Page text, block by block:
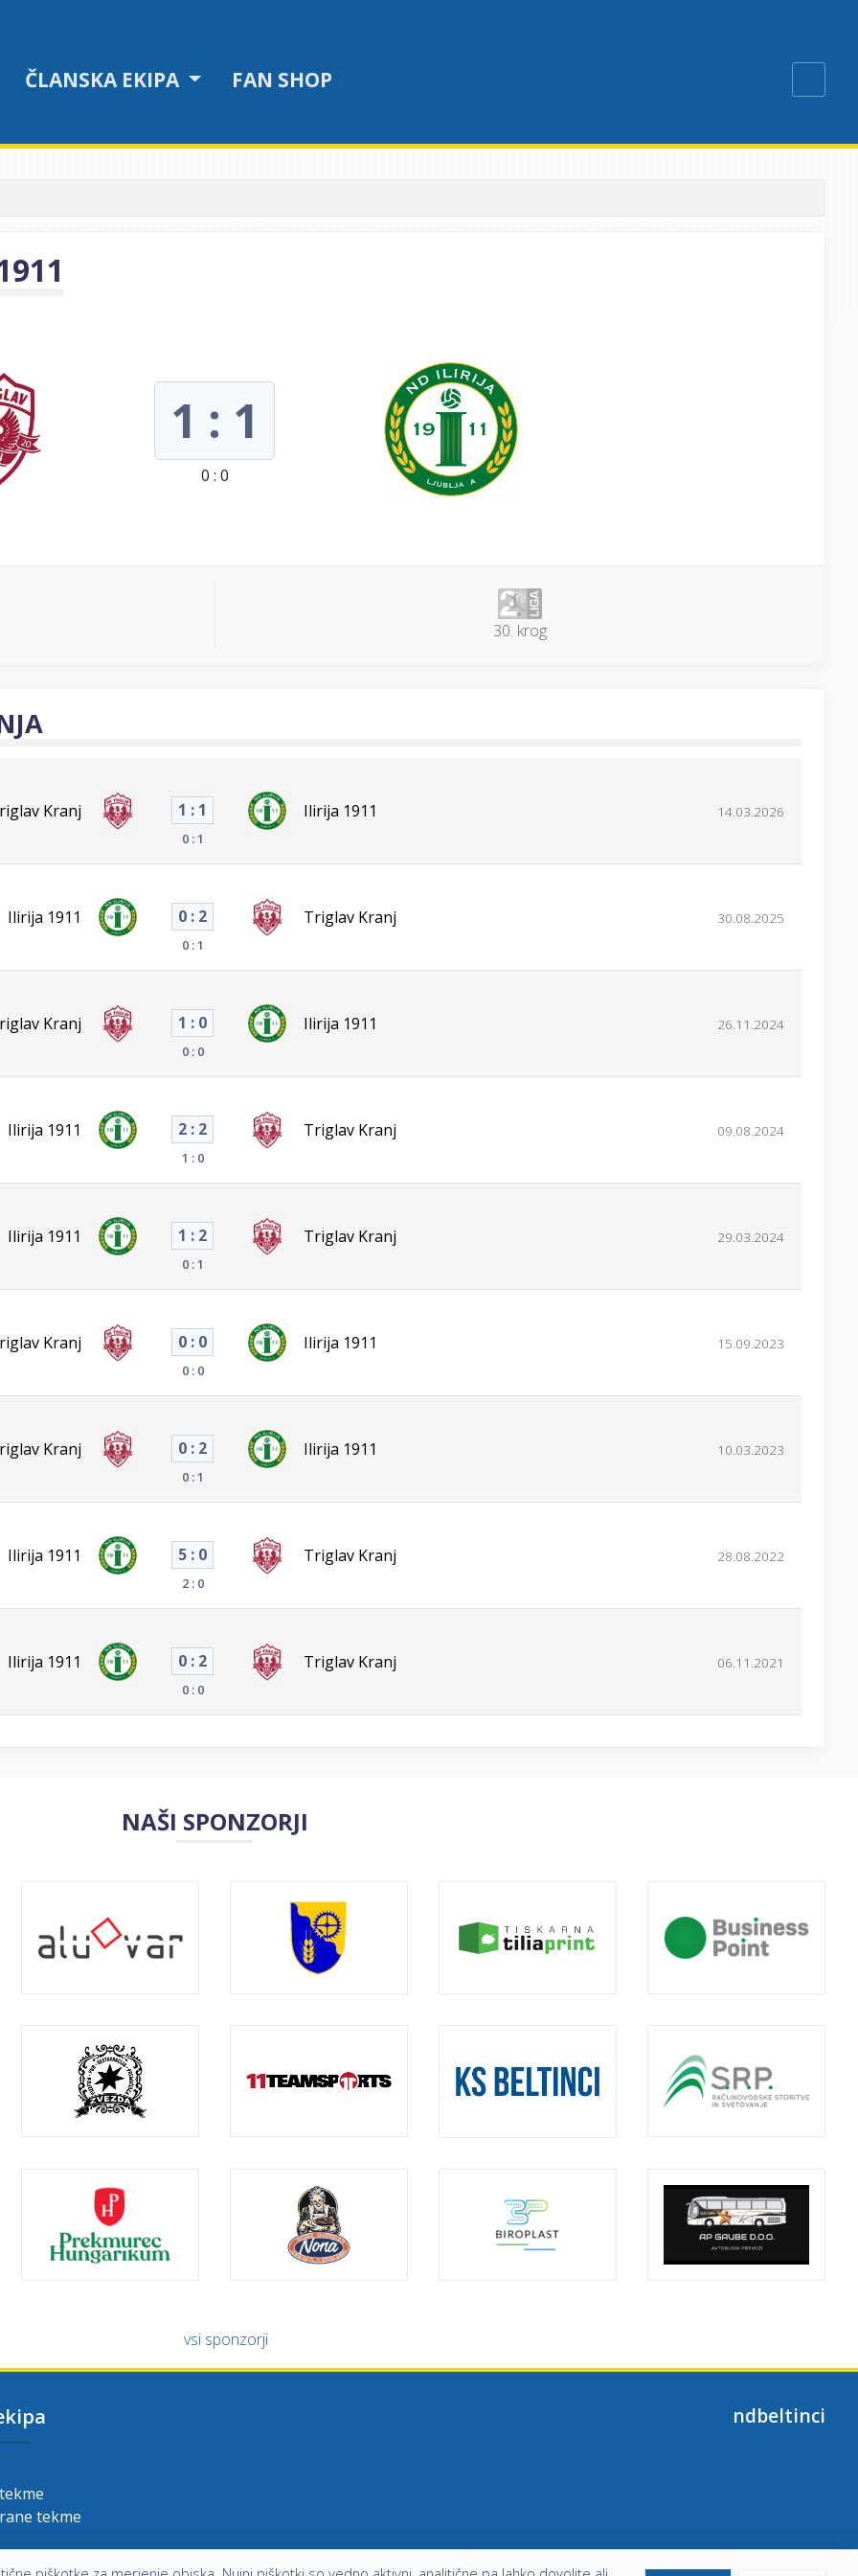
ČLANSKA EKIPA FAN SHOP
1 : 1
0 : 0
30. krog
Kranj 1 : 1
0 : 1
Ilirija 1911 14.03.2026
Ilirija 1911 0 : 2
0 : 1
Triglav Kranj 30.08.2025
Kranj 1 : 0
0 : 0
Ilirija 1911 26.11.2024
Ilirija 1911 2 : 2
1 : 0
Triglav Kranj 09.08.2024
Ilirija 1911 1 : 2
0 : 1
Triglav Kranj 29.03.2024
Kranj 0 : 0
0 : 0
Ilirija 1911 15.09.2023
Kranj 0 : 2
0 : 1
Ilirija 1911 10.03.2023
Ilirija 1911 5 : 0
2 : 0
Triglav Kranj 28.08.2022
Ilirija 1911 0 : 2
0 : 0
Triglav Kranj 06.11.2021
NAŠI SPONZORJI
vsi sponzorji
tekme
ndbeltinci